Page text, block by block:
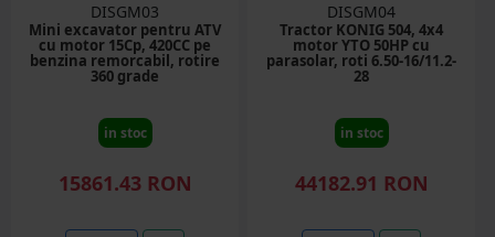
DISGM03
Mini excavator pentru ATV
cu motor 15Cp, 420CC pe
benzina remorcabil, rotire
360 grade
in stoc
15861.43 RON
DISGM04
Tractor KONIG 504, 4x4
motor YTO 50HP cu
parasolar, roti 6.50-16/11.2-
28
in stoc
44182.91 RON